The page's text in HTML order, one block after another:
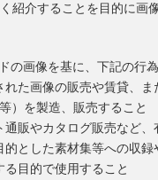
紹介することを目的に画
の画像を基に、下記の行
れた画像の販売や賃貸、
）を製造、販売すること
通販やカタログ販売など
的とした素材集等への収
る目的で使用すること